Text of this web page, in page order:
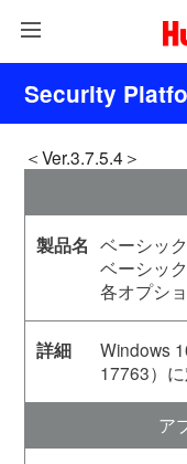
Security
＜Ver.3.7.5.4＞
ベーシッ
ベーシッ
各オプシ
Windows
17763）に
ア